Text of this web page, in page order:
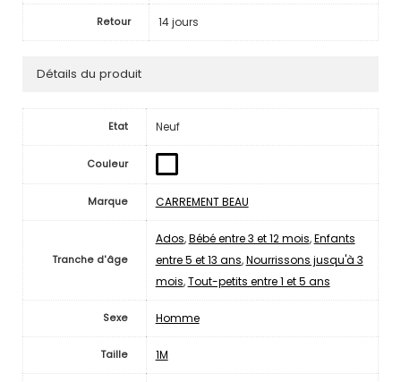
Retour 14 jours
Détails du produit
Etat Neuf
Couleur
Marque CARREMENT BEAU
Tranche d'âge
Ados,Bébé entre 3 et 12 mois,Enfants
entre 5 et 13 ans,Nourrissons jusqu'à 3
mois,Tout-petits entre 1 et 5 ans
Sexe Homme
Taille 1M